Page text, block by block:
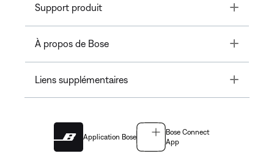
Support produit Toggle
À propos de Bose Toggle
Liens supplémentaires Toggle
Application Bose
Bose Connect
App